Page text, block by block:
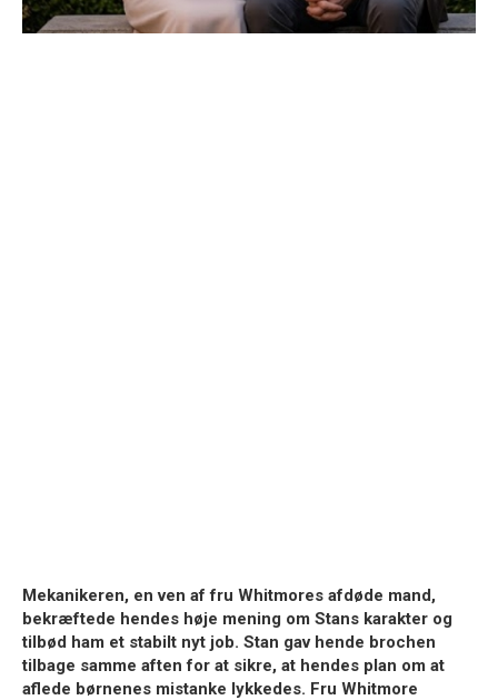
Mekanikeren, en ven af fru Whitmores afdøde mand,
bekræftede hendes høje mening om Stans karakter og
tilbød ham et stabilt nyt job. Stan gav hende brochen
tilbage samme aften for at sikre, at hendes plan om at
aflede børnenes mistanke lykkedes. Fru Whitmore